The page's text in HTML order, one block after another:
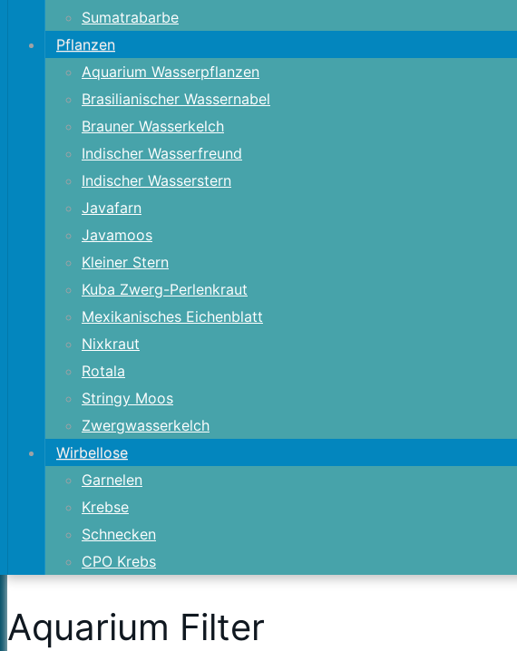
Sumatrabarbe
Pflanzen
Aquarium Wasserpflanzen
Brasilianischer Wassernabel
Brauner Wasserkelch
Indischer Wasserfreund
Indischer Wasserstern
Javafarn
Javamoos
Kleiner Stern
Kuba Zwerg-Perlenkraut
Mexikanisches Eichenblatt
Nixkraut
Rotala
Stringy Moos
Zwergwasserkelch
Wirbellose
Garnelen
Krebse
Schnecken
CPO Krebs
Aquarium Filter